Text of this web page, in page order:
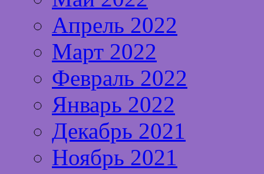
Апрель 2022
Март 2022
Февраль 2022
Январь 2022
Декабрь 2021
Ноябрь 2021